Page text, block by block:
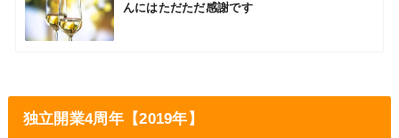
んにはただただ感謝です
独立開業4周年【2019年】